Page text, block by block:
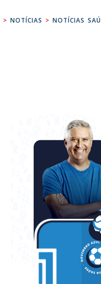
>NOTÍCIAS >NOTÍCIAS